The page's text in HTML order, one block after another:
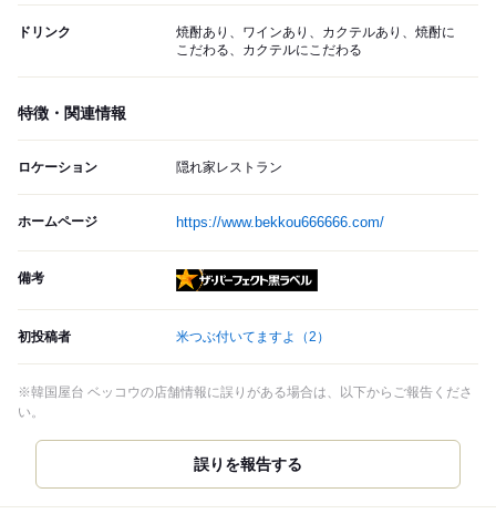
ドリンク
焼酎あり、ワインあり、カクテルあり、焼酎に
こだわる、カクテルにこだわる
特徴・関連情報
ロケーション 隠れ家レストラン
ホームページ https://www.bekkou666666.com/
備考
初投稿者 米つぶ付いてますよ （2）
※韓国屋台 ベッコウの店舗情報に誤りがある場合は、以下からご報告くださ
い。
誤りを報告する